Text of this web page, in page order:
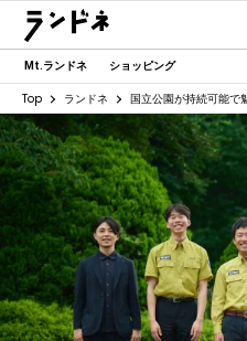
Mt.ランドネ ショッピング
Top ランドネ 国立公園が持続可能で